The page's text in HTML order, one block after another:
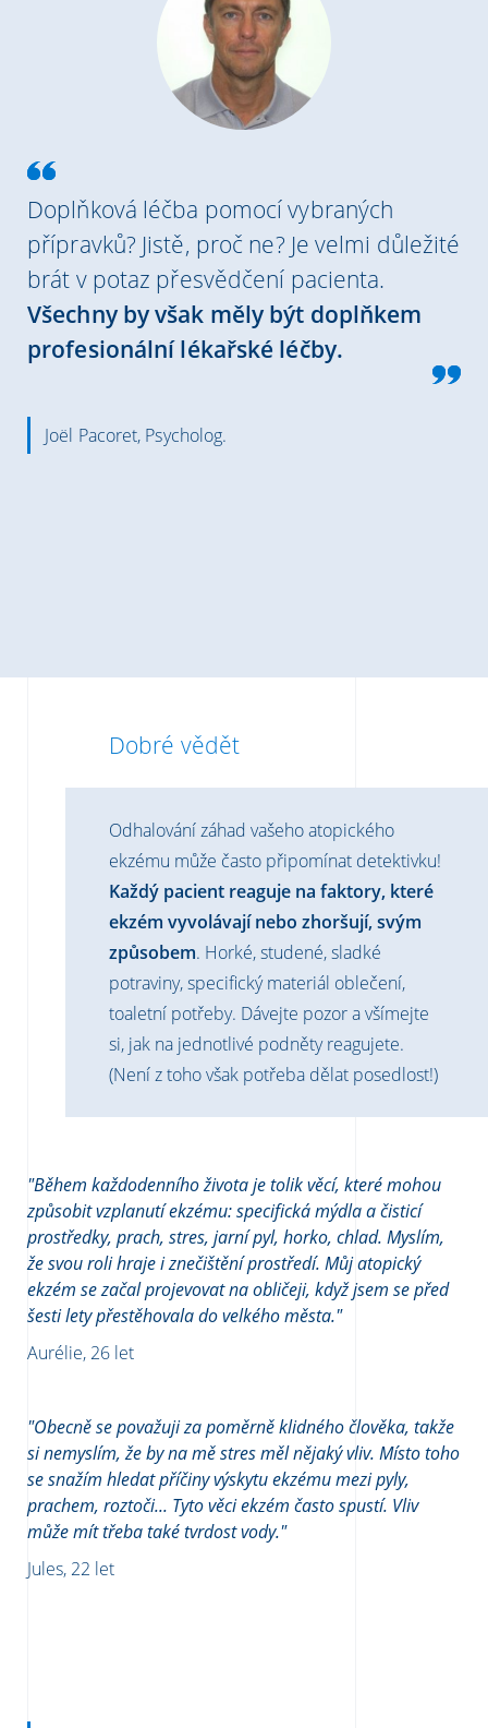
Doplňková léčba pomocí vybraných
přípravků? Jistě, proč ne? Je velmi důležité
brát v potaz přesvědčení pacienta.
Všechny by však měly být doplňkem
profesionální lékařské léčby.
Joël Pacoret, Psycholog.
Dobré vědět
Odhalování záhad vašeho atopického
ekzému může často připomínat detektivku!
Každý pacient reaguje na faktory, které
ekzém vyvolávají nebo zhoršují, svým
způsobem. Horké, studené, sladké
potraviny, specifický materiál oblečení,
toaletní potřeby. Dávejte pozor a všímejte
si, jak na jednotlivé podněty reagujete.
(Není z toho však potřeba dělat posedlost!)
"Během každodenního života je tolik věcí, které mohou
způsobit vzplanutí ekzému: specifická mýdla a čisticí
prostředky, prach, stres, jarní pyl, horko, chlad. Myslím,
že svou roli hraje i znečištění prostředí. Můj atopický
ekzém se začal projevovat na obličeji, když jsem se před
šesti lety přestěhovala do velkého města."
Aurélie, 26 let
"Obecně se považuji za poměrně klidného člověka, takže
si nemyslím, že by na mě stres měl nějaký vliv. Místo toho
se snažím hledat příčiny výskytu ekzému mezi pyly,
prachem, roztoči... Tyto věci ekzém často spustí. Vliv
může mít třeba také tvrdost vody."
Jules, 22 let